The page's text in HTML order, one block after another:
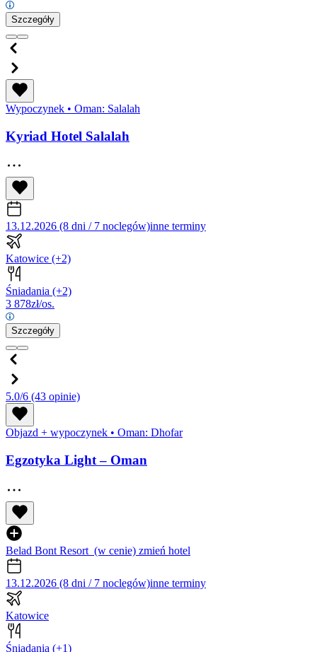
Szczegóły
Wypoczynek • Oman: Salalah
Kyriad Hotel Salalah
13.12.2026 (8 dni / 7 noclegów)inne terminy
Katowice (+2)
Śniadania (+2)
3 878zł/os.
Szczegóły
5.0/6 (43 opinie)
Objazd + wypoczynek • Oman: Dhofar
Egzotyka Light – Oman
Belad Bont Resort (w cenie) zmień hotel
13.12.2026 (8 dni / 7 noclegów)inne terminy
Katowice
Śniadania (+1)